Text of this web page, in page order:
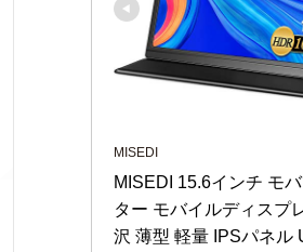
MISEDI
MISEDI 15.6インチ モ
ター モバイルディスプ
沢 薄型 軽量 IPSパネル